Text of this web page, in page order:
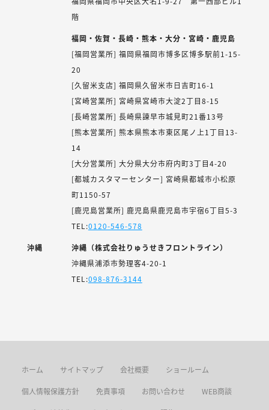
階
福岡・佐賀・長崎・熊本・大分・宮崎・鹿児島
[福岡営業所] 福岡県福岡市博多区博多駅前1-15-
20
[久留米支店] 福岡県久留米市日吉町16-1
[宮崎営業所] 宮崎県宮崎市大淀2丁目8-15
[長崎営業所] 長崎県諫早市城見町21番13号
[熊本営業所] 熊本県熊本市東区尾ノ上1丁目13-
14
[大分営業所] 大分県大分市府内町3丁目4-20
[都城カスタマーセンター] 宮崎県都城市小松原
町1150-57
[鹿児島営業所] 鹿児島県鹿児島市宇宿6丁目5-3
TEL:0120-546-578
沖縄
沖縄（株式会社りゅうせきフロントライン）
沖縄県浦添市勢理客4-20-1
TEL:098-876-3144
ホーム サイトマップ 会社概要 ショールーム
個人情報保護方針 免責事項 お問い合わせ WEB商談